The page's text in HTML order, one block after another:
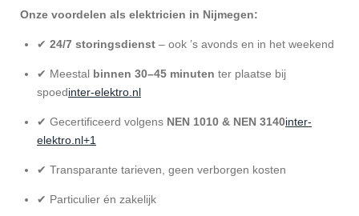
Onze voordelen als elektricien in Nijmegen:
✔ 24/7 storingsdienst – ook ’s avonds en in het weekend
✔ Meestal binnen 30–45 minuten ter plaatse bij
spoedinter-elektro.nl
✔ Gecertificeerd volgens NEN 1010 & NEN 3140inter-
elektro.nl+1
✔ Transparante tarieven, geen verborgen kosten
✔ Particulier én zakelijk